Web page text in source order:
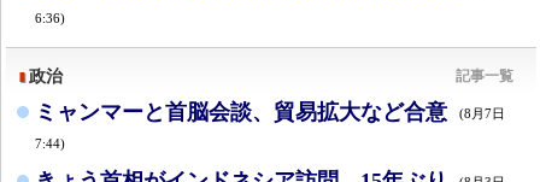
6:36)
政治 記事一覧
ミャンマーと首脳会談、貿易拡大など合意 (8月7日
7:44)